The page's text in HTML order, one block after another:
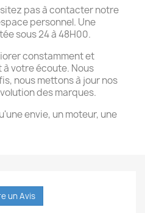
pas à contacter notre
personnel. Une
sous 24 à 48H00.
constamment et
votre écoute. Nous
nous mettons à jour nos
des marques.
envie, un moteur, une
un Avis